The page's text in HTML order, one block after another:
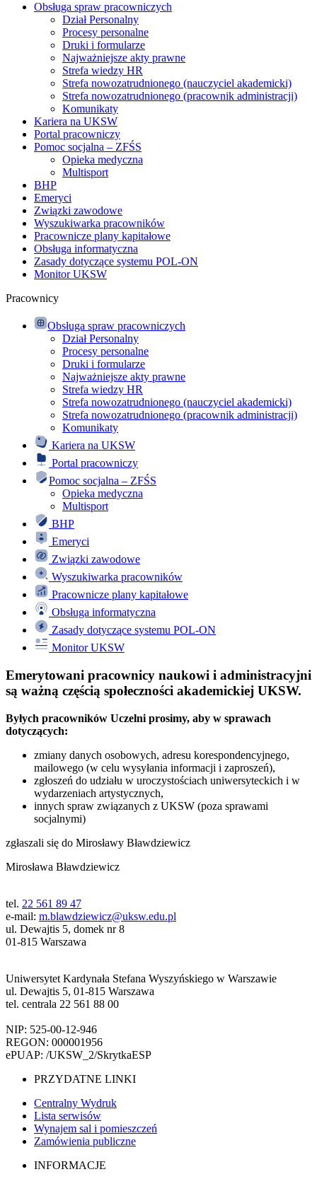
Obsługa spraw pracowniczych
Dział Personalny
Procesy personalne
Druki i formularze
Najważniejsze akty prawne
Strefa wiedzy HR
Strefa nowozatrudnionego (nauczyciel akademicki)
Strefa nowozatrudnionego (pracownik administracji)
Komunikaty
Kariera na UKSW
Portal pracowniczy
Pomoc socjalna – ZFŚS
Opieka medyczna
Multisport
BHP
Emeryci
Związki zawodowe
Wyszukiwarka pracowników
Pracownicze plany kapitałowe
Obsługa informatyczna
Zasady dotyczące systemu POL-ON
Monitor UKSW
Pracownicy
Obsługa spraw pracowniczych
Dział Personalny
Procesy personalne
Druki i formularze
Najważniejsze akty prawne
Strefa wiedzy HR
Strefa nowozatrudnionego (nauczyciel akademicki)
Strefa nowozatrudnionego (pracownik administracji)
Komunikaty
Kariera na UKSW
Portal pracowniczy
Pomoc socjalna – ZFŚS
Opieka medyczna
Multisport
BHP
Emeryci
Związki zawodowe
Wyszukiwarka pracowników
Pracownicze plany kapitałowe
Obsługa informatyczna
Zasady dotyczące systemu POL-ON
Monitor UKSW
Emerytowani pracownicy naukowi i administracyjni
są ważną częścią społeczności akademickiej UKSW.
Byłych pracowników Uczelni prosimy, aby w sprawach
dotyczących:
zmiany danych osobowych, adresu korespondencyjnego,
mailowego (w celu wysyłania informacji i zaproszeń),
zgłoszeń do udziału w uroczystościach uniwersyteckich i w
wydarzeniach artystycznych,
innych spraw związanych z UKSW (poza sprawami
socjalnymi)
zgłaszali się do Mirosławy Bławdziewicz
Mirosława Bławdziewicz
tel. 22 561 89 47
e-mail: m.blawdziewicz@uksw.edu.pl
ul. Dewajtis 5, domek nr 8
01-815 Warszawa
Uniwersytet Kardynała Stefana Wyszyńskiego w Warszawie
ul. Dewajtis 5, 01-815 Warszawa
tel. centrala 22 561 88 00
NIP: 525-00-12-946
REGON: 000001956
ePUAP: /UKSW_2/SkrytkaESP
PRZYDATNE LINKI
Centralny Wydruk
Lista serwisów
Wynajem sal i pomieszczeń
Zamówienia publiczne
INFORMACJE